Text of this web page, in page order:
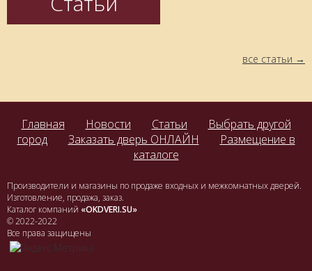
все статьи
Главная Новости Статьи
Выбрать другой
город
Заказать дверь ОНЛАЙН
Размещение в
каталоге
Производители и магазины по продаже входных и межкомнатных дверей.
Изготовление, продажа, заказ.
Каталог компаний «OKDVERI.SU»
© 2022-2022
Все права защищены